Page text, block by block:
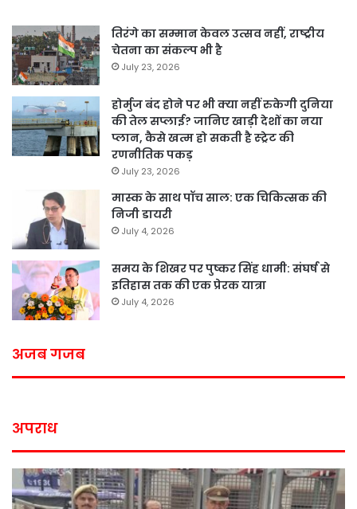
तिरंगे का सम्मान केवल उत्सव नहीं, राष्ट्रीय
चेतना का संकल्प भी है
July 23, 2026
होर्मुज बंद होने पर भी क्या नहीं रुकेगी दुनिया
की तेल सप्लाई? जानिए खाड़ी देशों का नया
प्लान, कैसे खत्म हो सकती है स्ट्रेट की
रणनीतिक पकड़
July 23, 2026
मास्क के साथ पॉच साल: एक चिकित्सक की
निजी डायरी
July 4, 2026
समय के शिखर पर पुष्कर सिंह धामी: संघर्ष से
इतिहास तक की एक प्रेरक यात्रा
July 4, 2026
अजब गजब
अपराध